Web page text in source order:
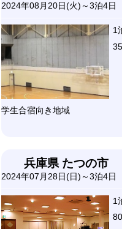
2024年08月20日(火)～3泊4日
1
学生合宿向き地域
兵庫県 たつの市
2024年07月28日(日)～3泊4日
1